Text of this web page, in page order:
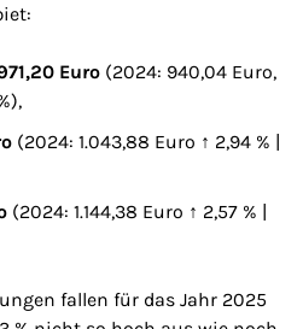
Euro (2024: 940,04 Euro,
(2024: 1.043,88 Euro ↑ 2,94 % |
(2024: 1.144,38 Euro ↑ 2,57 % |
fallen für das Jahr 2025